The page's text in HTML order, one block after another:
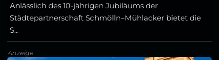
Anlässlich des 10-jährigen Jubiläums der
Städtepartnerschaft Schmölln–Mühlacker bietet die
S...
Anzeige